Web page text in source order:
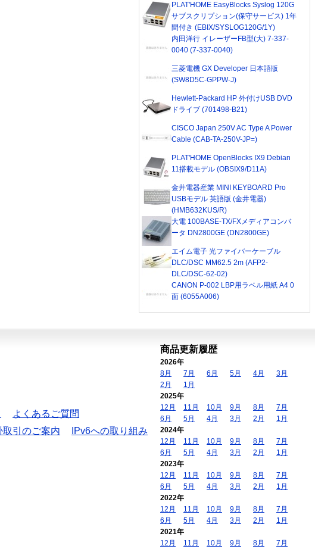
PLAT'HOME EasyBlocks Syslog 120G
サブスクリプション(保守サービス) 1年
間付き (EBIX/SYSLOG120G/1Y)
内田洋行 イレーザーFB型(大) 7-337-
0040 (7-337-0040)
三菱電機 GX Developer 日本語版
(SW8D5C-GPPW-J)
Hewlett-Packard HP 外付けUSB DVD
ドライブ (701498-B21)
CISCO Japan 250V AC Type A Power
Cable (CAB-TA-250V-JP=)
PLAT'HOME OpenBlocks IX9 Debian
11搭載モデル (OBSIX9/D11A)
金井電器産業 MINI KEYBOARD Pro
USBモデル 英語版 (金井電器)
(HMB632KUS/R)
大電 100BASE-TX/FXメディアコンバ
ータ DN2800GE (DN2800GE)
エイム電子 光ファイバーケーブル
DLC/DSC MM62.5 2m (AFP2-
DLC/DSC-62-02)
CANON P-002 LBP用ラベル用紙 A4 0
面 (6055A006)
よくあるご質問
取引のご案内
IPv6への取り組み
商品更新履歴
2026年
8月
7月 6月 5月 4月
3月
2月
1月
2025年
12月
11月 10月 9月 8月
7月
6月
5月 4月 3月 2月
1月
2024年
12月
11月 10月 9月 8月
7月
6月
5月 4月 3月 2月
1月
2023年
12月
11月 10月 9月 8月
7月
6月
5月 4月 3月 2月
1月
2022年
12月
11月 10月 9月 8月
7月
6月
5月 4月 3月 2月
1月
2021年
12月
11月 10月 9月 8月
7月